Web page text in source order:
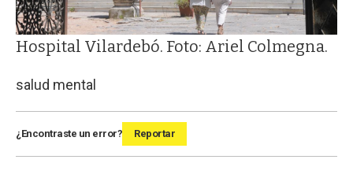
Hospital Vilardebó. Foto: Ariel Colmegna.
salud mental
¿Encontraste un error? Reportar